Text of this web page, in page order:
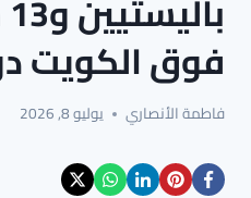
فوق الكويت
فاطمة الأنصاري يوليو 8, 2026